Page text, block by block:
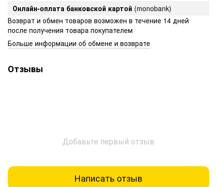
Онлайн-оплата банковской картой (monobank)
Возврат и обмен товаров возможен в течение 14 дней
после получения товара покупателем
Больше информации об обмене и возврате
Отзывы
Добавьте первый отзыв
Написать отзыв